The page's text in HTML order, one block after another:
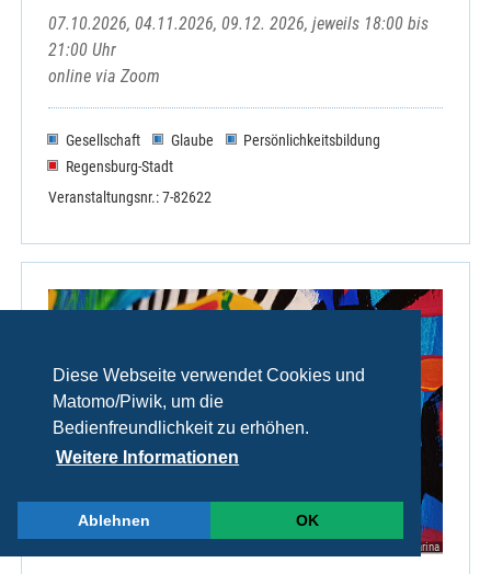
Diese Webseite verwendet Cookies und
Matomo/Piwik, um die
Bedienfreundlichkeit zu erhöhen.
Weitere Informationen
Ablehnen OK
07.10.2026, 04.11.2026, 09.12. 2026, jeweils 18:00 bis
21:00 Uhr
online via Zoom
Gesellschaft Glaube
Persönlichkeitsbildung
Regensburg-Stadt
Veranstaltungsnr.: 7-82622
© Koeppel Karina